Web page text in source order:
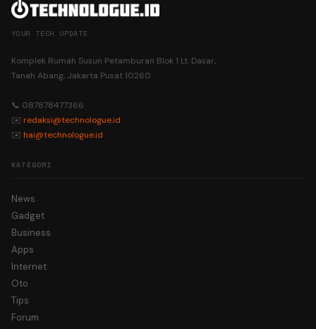
YOUR TECH UPDATE
Komplek Rumah Susun Petamburan Blok 1 Lt. Dasar,
Tanah Abang, Jakarta Pusat 10260
📞 087878477366
✉️ redaksi@technologue.id
✉️ hai@technologue.id
KATEGORI
News
Gadget
Business
Apps
Internet
Oto
Tips
Forum